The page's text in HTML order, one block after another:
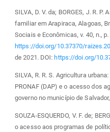
SILVA, D. V. da; BORGES, J. R.
familiar em Arapiraca, Alagoas,
Sociais e Econômicas, v. 40, n.,
https://doi.org/10.37370/
de 2021. DOI: https://doi.org/
SILVA, R. R. S. Agricultura
PRONAF (DAP) e o acesso dos
governo no município de
SOUZA-ESQUERDO, V. F. de;
o acesso aos programas de